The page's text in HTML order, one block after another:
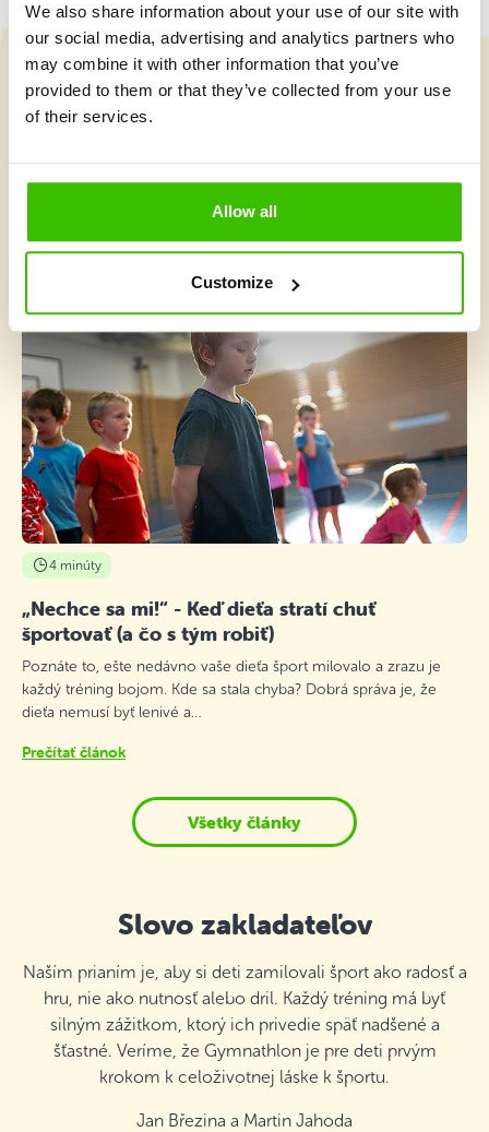
We also share information about your use of our site with
our social media, advertising and analytics partners who
may combine it with other information that you’ve
provided to them or that they’ve collected from your use
of their services.
Allow all
Customize
Vybrať kurz
Čo je v Gymnathlone nové?
4 minúty
„Nechce sa mi!“ - Keď dieťa stratí chuť
športovať (a čo s tým robiť)
Poznáte to, ešte nedávno vaše dieťa šport milovalo a zrazu je
každý tréning bojom. Kde sa stala chyba? Dobrá správa je, že
dieťa nemusí byť lenivé a…
Prečítať článok
Všetky články
Slovo zakladateľov
Naším prianím je, aby si deti zamilovali šport ako radosť a
hru, nie ako nutnosť alebo dril. Každý tréning má byť
silným zážitkom, ktorý ich privedie späť nadšené a
šťastné. Veríme, že Gymnathlon je pre deti prvým
krokom k celoživotnej láske k športu.
Jan Březina a Martin Jahoda